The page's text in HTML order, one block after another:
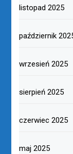
listopad 2025
październik
wrzesień 2025
sierpień 2025
czerwiec 2025
maj 2025